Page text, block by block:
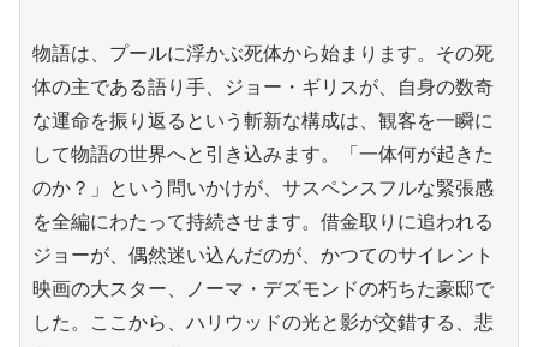
物語は、プールに浮かぶ死体から始まります。その死
体の主である語り手、ジョー・ギリスが、自身の数奇
な運命を振り返るという斬新な構成は、観客を一瞬に
して物語の世界へと引き込みます。「一体何が起きた
のか？」という問いかけが、サスペンスフルな緊張感
を全編にわたって持続させます。借金取りに追われる
ジョーが、偶然迷い込んだのが、かつてのサイレント
映画の大スター、ノーマ・デズモンドの朽ちた豪邸で
した。ここから、ハリウッドの光と影が交錯する、悲